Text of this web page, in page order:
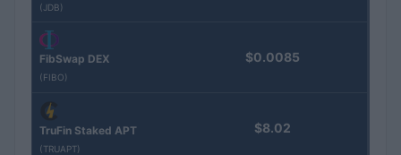
(JDB)
FibSwap DEX
(FIBO)
$0.0085
TruFin Staked APT
(TRUAPT)
$8.02